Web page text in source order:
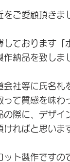
をご愛顧頂きま
しております
作納品を致しま
会社等に氏名
って質感を味わ
の際に、デザ
ければと思いま
ット製作です